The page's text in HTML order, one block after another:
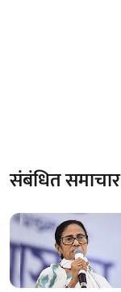
संबंधित समाचार